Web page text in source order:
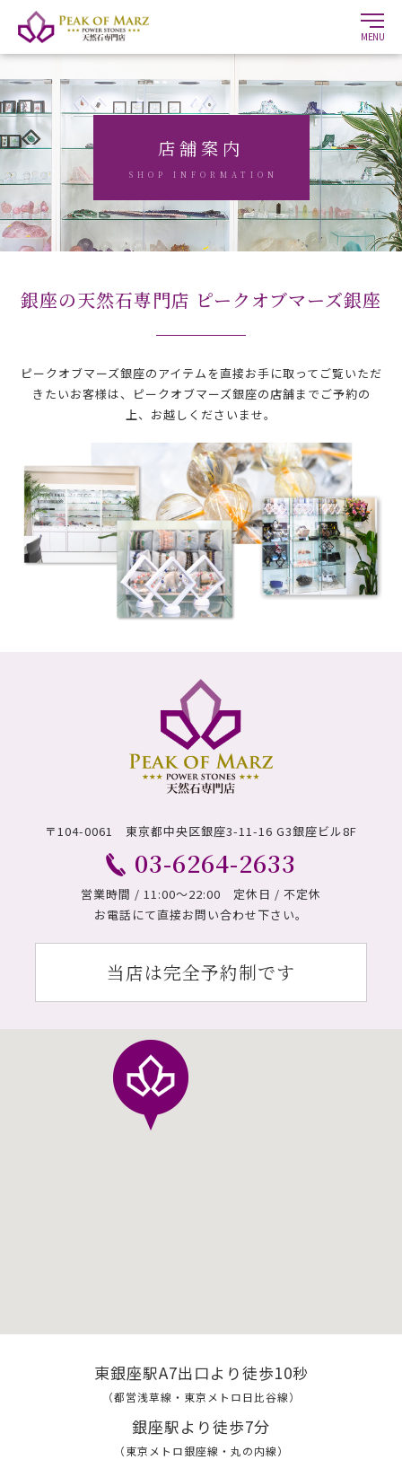
MENU
店舗案内
SHOP INFORMATION
銀座の天然石専門店 ピークオブマーズ銀座
ピークオブマーズ銀座のアイテムを直接お手に取ってご覧いただ
きたいお客様は、 ピークオブマーズ銀座の店舗までご予約の
上、お越しくださいませ。
〒104-0061 東京都中央区銀座3-11-16 G3銀座ビル8F
03-6264-2633
営業時間 / 11:00〜22:00 定休日 / 不定休
お電話にて直接お問い合わせ下さい。
当店は完全予約制です
東銀座駅A7出口より徒歩10秒
（都営浅草線・東京メトロ日比谷線）
銀座駅より徒歩7分
（東京メトロ銀座線・丸の内線）